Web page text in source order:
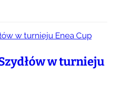
w turnieju